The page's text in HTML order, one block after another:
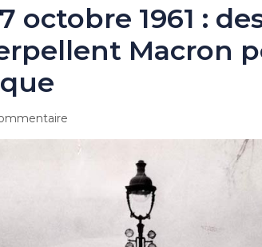
octobre 1961 :
Macron